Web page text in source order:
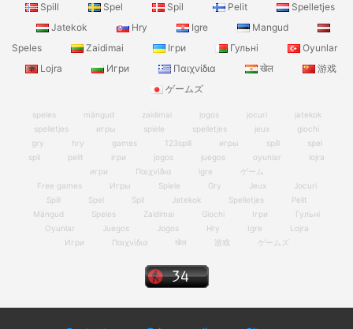
Spill
Spel Spil Pelit
Spelletjes
Jatekok
Hry Igre
Mangud
Speles
Zaidimai Ігри Гульні
Oyunlar
Lojra
Игри Παιχνίδια खेल
游戏
ゲームズ
speles mängud zaidimai jogos jocuri
jatekok
spelletjes
игры spiele spelletjes jeux
giochi
gry
hry games 123spill игры spill
spel
spil
pelit ігри jogos juegos oyunlar
lojra
игри
Παιχνίδια igre
ゲーム
Free games
Игры Spiele Gry Jeux
Jocuri
Spill
Spel Spil Jatekok Spelletjes
Pelit
Mängud
Speles Zaidimai Giochi Ігри
Гульні
Oyunlar
Juegos Jogos Hry Igre
Lojra
Игри
Παιχνίδια खेल 游戏 ゲームズ